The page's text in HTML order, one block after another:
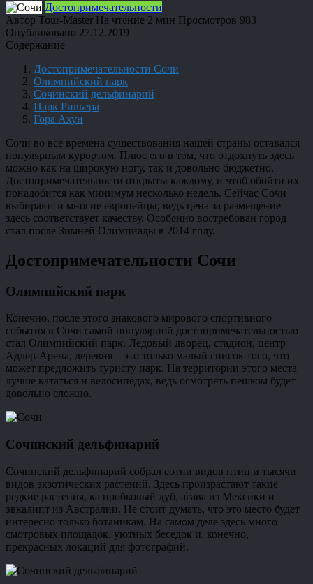
Достопримечательности
Автор Tour-Master На чтение 2 мин Просмотров 983
Опубликовано 27.12.2019
Содержание
Достопримечательности Сочи
Олимпийский парк
Сочинский дельфинарий
Парк Ривьера
Гора Ахун
Сочи во все времена существования нашей страны оставался
популярным курортом. Плюс его в том, что отдохнуть здесь
можно как на широкую ногу, так и довольно бюджетно.
Достопримечательности открыты каждому, и чтоб обойти их
понадобится как минимум несколько недель. Сейчас Сочи
выбирают и многие европейцы, ведь цена за размещение
здесь соответствует качеству. Особенно востребован город
стал после Зимней Олимпиады в 2014 году.
Достопримечательности Сочи
Олимпийский парк
Конечно, после этого знакового мирового спортивного
события в Сочи самой популярной достопримечательностью
стал Олимпийский парк. Ледовый дворец, стадион, центр
Адлер-Арена, деревня – это только малый список того, что
может предложить туристу парк. На территории этого места
лучше кататься н велосипедах, ведь осмотреть пешком будет
довольно сложно.
Сочинский дельфинарий
Сочинский дельфинарий собрал сотни видов птиц и тысячи
видов экзотических растений. Здесь произрастают такие
редкие растения, ка пробковый дуб, агава из Мексики и
эвкалипт из Австралии. Не стоит думать, что это место будет
интересно только ботаникам. На самом деле здесь много
смотровых площадок, уютных беседок и, конечно,
прекрасных локаций для фотографий.